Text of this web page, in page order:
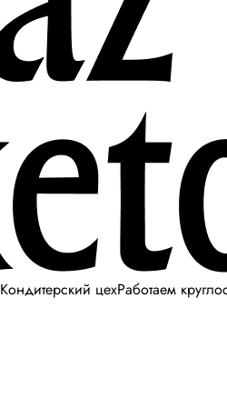
Кондитерский цехРаботаем